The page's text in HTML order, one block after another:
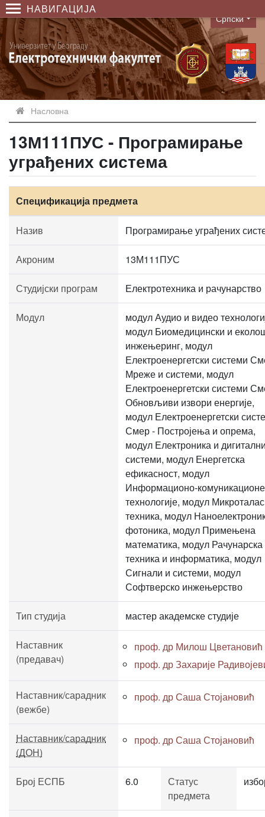
НАВИГАЦИЈА
Language
Српски
Насловна
13М111ПУС - Програмирање
уграђених система
Спецификација предмета
Назив Програмирање уграђених
Акроним 13М111ПУС
Студијски програм Електротехника и рачунарство
Модул
модул Аудио и видео
модул Биомедицински и
инжењеринг, модул
Електроенергетски системи
Мреже и системи, модул
Електроенергетски системи
Обновљиви извори енергије,
модул Електроенергетски
Смер - Постројења и опрема,
модул Електроника и
системи, модул Енергетска
ефикасност, модул
Информационо-комуникационе
технологије, модул
техника, модул
фотоника, модул Примењена
математика, модул Рачунарска
техника и информатика, модул
Сигнали и системи, модул
Софтверско инжењерство
Тип студија мастер академске студије
Наставник
(предавач)
проф. др Милош Цветановић
проф. др Захарије
Наставник/сарадник
(вежбе)
проф. др Саша Стојановић
Наставник/сарадник
(ДОН)
проф. др Саша Стојановић
Број ЕСПБ 6.0
Статус
предмета